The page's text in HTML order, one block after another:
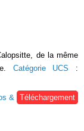
de la même
Catégorie UCS :
&
Téléchargement